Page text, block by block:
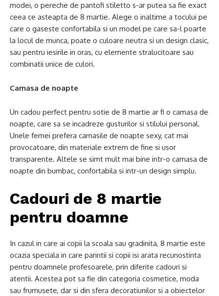
modei, o pereche de pantofi stiletto s-ar putea sa fie exact
ceea ce asteapta de 8 martie. Alege o inaltime a tocului pe
care o gaseste confortabila si un model pe care sa-l poarte
la locul de munca, poate o culoare neutra si un design clasic,
sau pentru iesirile in oras, cu elemente stralucitoare sau
combinatii unice de culori.
Camasa de noapte
Un cadou perfect pentru sotie de 8 martie ar fi o camasa de
noapte, care sa se incadreze gusturilor si stilului personal.
Unele femei prefera camasile de noapte sexy, cat mai
provocatoare, din materiale extrem de fine si usor
transparente. Altele se simt mult mai bine intr-o camasa de
noapte din bumbac, confortabila si intr-un design simplu.
Cadouri de 8 martie
pentru doamne
In cazul in care ai copii la scoala sau gradinita, 8 martie este
ocazia speciala in care parintii si copii isi arata recunostinta
pentru doamnele profesoarele, prin diferite cadouri si
atentii. Acestea pot sa fie din categoria cosmetice, moda
sau frumusete, dar si din sfera decoratiunilor si a obiectelor